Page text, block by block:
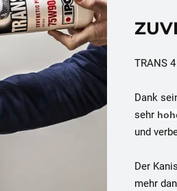
TRANS
Dank
sehr
und
Der
mehr